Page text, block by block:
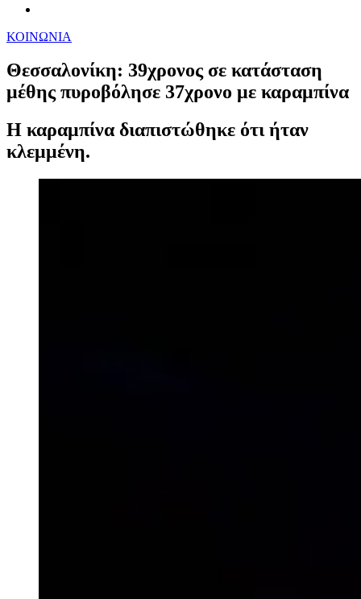
ΚΟΙΝΩΝΙΑ
Θεσσαλονίκη: 39χρονος σε κατάσταση
μέθης πυροβόλησε 37χρονο με καραμπίνα
Η καραμπίνα διαπιστώθηκε ότι ήταν
κλεμμένη.